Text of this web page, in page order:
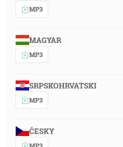
MP3
MAGYAR
MP3
SRPSKOHRVATSKI
MP3
ČESKY